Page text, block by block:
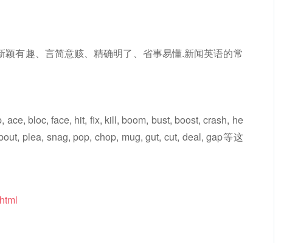
有趣、言简意赅、精确明了、省事易懂.新闻英语的常
bloc, face, hit, fix, kill, boom, bust, boost, crash, he
plea, snag, pop, chop, mug, gut, cut, deal, gap等这